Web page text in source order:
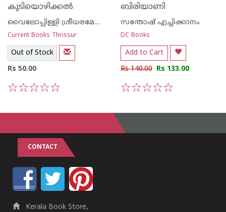
കുടിയൊഴിക്കല്‍
വൈലോപ്പിള്ളി ശ്രീധരമേനോ‌ന്‍
Current Books Thrissur
Out of Stock
Rs 50.00
ബിരിയാണി
സന്തോഷ് എച്ചിക്കാനം
DC Books
Add to Cart
Rs 140.00 Rs 133.00
CONTACT
Kerala Book Store,